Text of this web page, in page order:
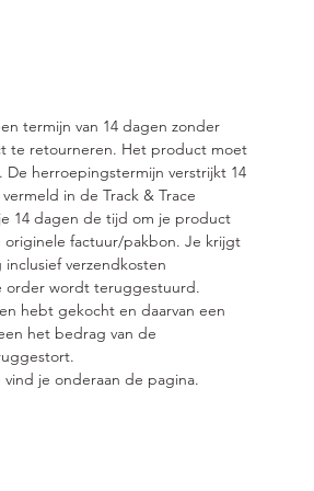
heeft het allemaal.
termijn van 14 dagen zonder
te retourneren. Het product moet
herroepingstermijn verstrijkt 14
in de Track & Trace
14 dagen de tijd om je product
factuur/pakbon. Je krijgt
verzendkosten
wordt teruggestuurd.
hebt gekocht en daarvan een
het bedrag van de
je onderaan de pagina.